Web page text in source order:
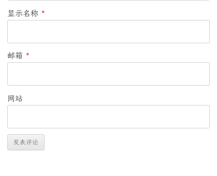
显示名称 *
邮箱 *
网站